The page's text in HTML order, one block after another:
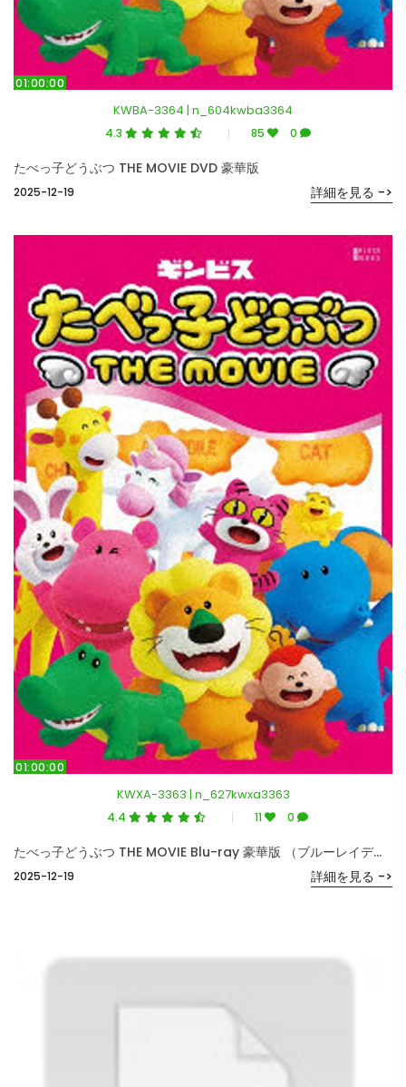
01:00:00
KWBA-3364 | n_604kwba3364
4.3 85 0
2025-12-19
たべっ子どうぶつ THE MOVIE DVD 豪華版
詳細を見る ->
01:00:00
KWXA-3363 | n_627kwxa3363
4.4 11 0
2025-12-19
たべっ子どうぶつ THE MOVIE Blu-ray 豪華版 （ブルーレイディスク）
詳細を見る ->